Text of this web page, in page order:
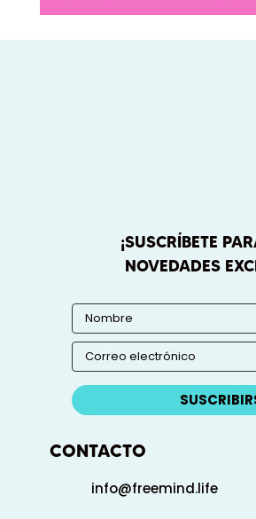
¡SUSCRÍBETE
NOVEDADES
CONTACTO
info@freemind.life